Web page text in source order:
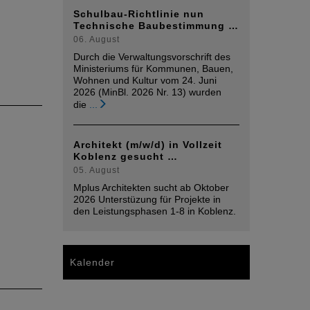
Schulbau-Richtlinie nun
Technische Baubestimmung …
06. August
Durch die Verwaltungsvorschrift des
Ministeriums für Kommunen, Bauen,
Wohnen und Kultur vom 24. Juni
2026 (MinBl. 2026 Nr. 13) wurden
die
Architekt (m/w/d) in Vollzeit
Koblenz gesucht …
05. August
Mplus Architekten sucht ab Oktober
2026 Unterstüzung für Projekte in
den Leistungsphasen 1-8 in Koblenz.
Kalender